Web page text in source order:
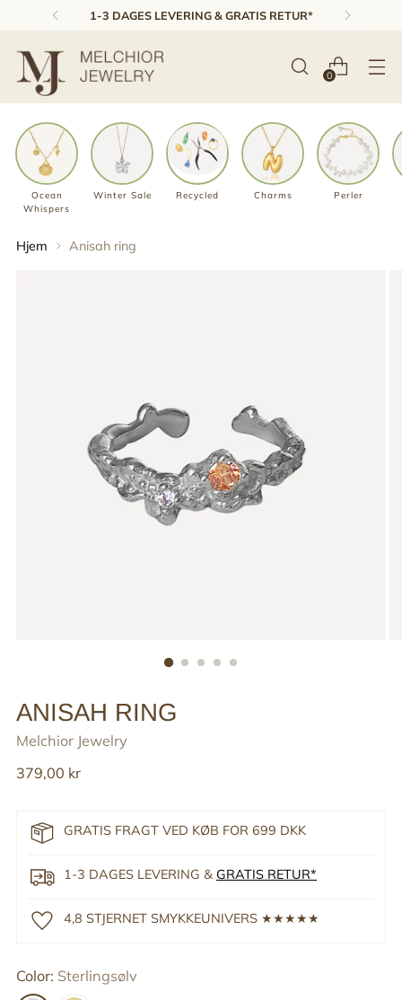
4,8 STJERNER PÅ TRUSTPILOT ★★★★★
0
Ocean
Whispers
Winter Sale Recycled Charms Perler
Hjem Anisah ring
ANISAH RING
Melchior Jewelry
Reguler
379,00 kr
GRATIS FRAGT VED KØB FOR 699 DKK
1-3 DAGES LEVERING & GRATIS RETUR*
4,8 STJERNET SMYKKEUNIVERS ★★★★★
Color: Sterlingsølv